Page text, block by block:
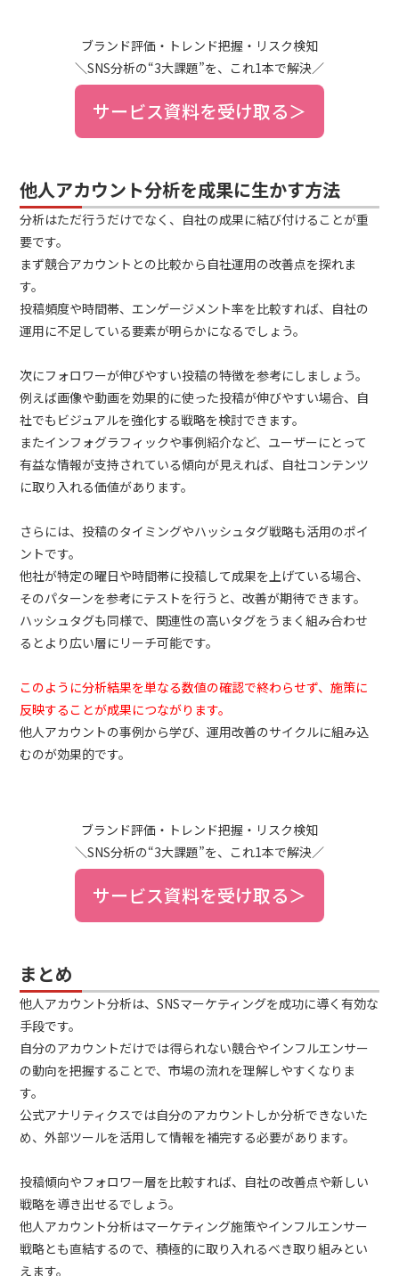
ブランド評価・トレンド把握・リスク検知
＼SNS分析の“3大課題”を、これ1本で解決／
サービス資料を受け取る＞
他人アカウント分析を成果に生かす方法
分析はただ行うだけでなく、自社の成果に結び付けることが重
要です。
まず競合アカウントとの比較から自社運用の改善点を探れま
す。
投稿頻度や時間帯、エンゲージメント率を比較すれば、自社の
運用に不足している要素が明らかになるでしょう。
次にフォロワーが伸びやすい投稿の特徴を参考にしましょう。
例えば画像や動画を効果的に使った投稿が伸びやすい場合、自
社でもビジュアルを強化する戦略を検討できます。
またインフォグラフィックや事例紹介など、ユーザーにとって
有益な情報が支持されている傾向が見えれば、自社コンテンツ
に取り入れる価値があります。
さらには、投稿のタイミングやハッシュタグ戦略も活用のポイ
ントです。
他社が特定の曜日や時間帯に投稿して成果を上げている場合、
そのパターンを参考にテストを行うと、改善が期待できます。
ハッシュタグも同様で、関連性の高いタグをうまく組み合わせ
るとより広い層にリーチ可能です。
このように分析結果を単なる数値の確認で終わらせず、施策に
反映することが成果につながります。
他人アカウントの事例から学び、運用改善のサイクルに組み込
むのが効果的です。
ブランド評価・トレンド把握・リスク検知
＼SNS分析の“3大課題”を、これ1本で解決／
サービス資料を受け取る＞
まとめ
他人アカウント分析は、SNSマーケティングを成功に導く有効な
手段です。
自分のアカウントだけでは得られない競合やインフルエンサー
の動向を把握することで、市場の流れを理解しやすくなりま
す。
公式アナリティクスでは自分のアカウントしか分析できないた
め、外部ツールを活用して情報を補完する必要があります。
投稿傾向やフォロワー層を比較すれば、自社の改善点や新しい
戦略を導き出せるでしょう。
他人アカウント分析はマーケティング施策やインフルエンサー
戦略とも直結するので、積極的に取り入れるべき取り組みとい
えます。